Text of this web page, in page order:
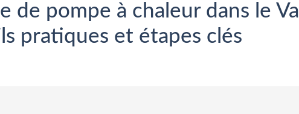
de pompe à chaleur dans le Val
pratiques et étapes clés